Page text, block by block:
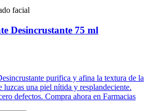
facial
Desincrustante 75 ml
purifica y afina la textura de la
luzcas una piel nítida y resplandeciente.
defectos. Compra ahora en Farmacias